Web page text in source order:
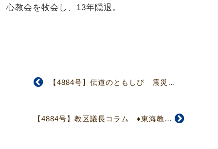
心教会を牧会し、13年隠退。
【4884号】伝道のともしび 震災を受けて－特に原発事故に向き合って
【4884号】教区議長コラム ♦東海教区♦ 宮本 義弘 会議の喜び